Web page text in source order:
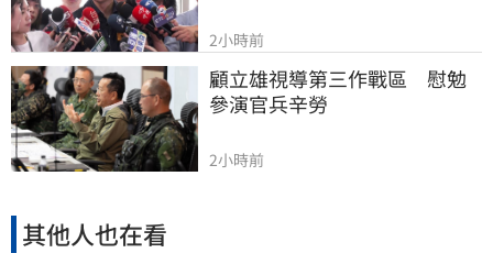
2小時前
顧立雄視導第三作戰區　慰勉
參演官兵辛勞
2小時前
其他人也在看